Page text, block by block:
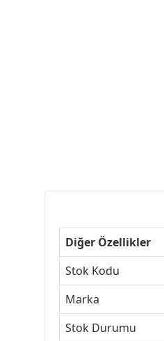
Diğer Özellikler
Stok Kodu
Marka
Stok Durumu